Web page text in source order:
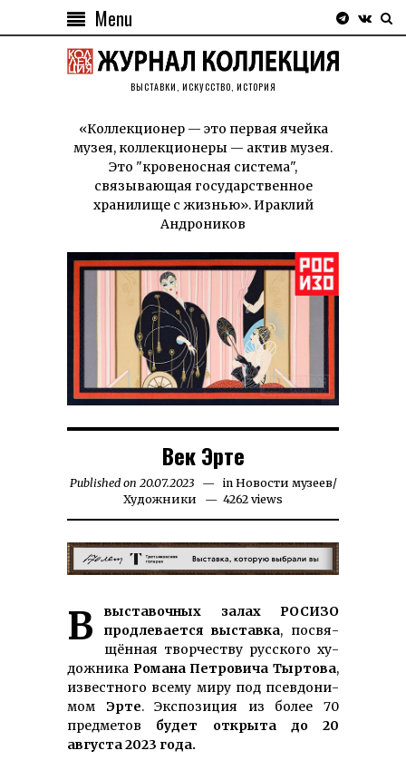
Menu
ВЫСТАВКИ, ИСКУССТВО, ИСТОРИЯ
«Коллекционер — это первая ячейка
музея, коллекционеры — актив музея.
Это "кровеносная система",
связывающая государственное
хранилище с жизнью». Ираклий
Андроников
Век Эрте
Published on 20.07.202323.02.2026
in Новости музеев/
Художники
4262 views
В вы­ста­воч­ных за­лах РОСИЗО прод­ле­вает­ся вы­став­ка, по­свя­
щён­­ная твор­че­ст­ву рус­ско­­го ху­
дожника Ро­ма­на Пет­ровича Тыртова,
из­ве­ст­ного все­му ми­ру под псев­до­­ни­­
мом Эрте. Экс­по­зиция из бо­лее 70
пред­метов будет открыта до 20
августа 2023 года.